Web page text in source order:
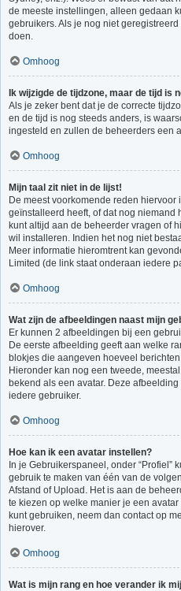
de meeste instellingen, alleen gedaan
gebruikers. Als je nog niet
doen.
Omhoog
Ik wijzigde de tijdzone, maar de tijd is
Als je zeker bent dat je de correcte
en de tijd is nog steeds anders, is
ingesteld en zullen de beheerders een
Omhoog
Mijn taal zit niet in de lijst!
De meest voorkomende reden
geïnstalleerd heeft, of dat nog niemand
kunt altijd aan de beheerder vragen of
wil installeren. Indien het nog niet
Meer informatie hieromtrent kan
Limited (de link staat onderaan iedere
Omhoog
Wat zijn de afbeeldingen naast mijn
Er kunnen 2 afbeeldingen bij een
De eerste afbeelding geeft aan welke
blokjes die aangeven hoeveel
Hieronder kan nog een tweede,
bekend als een avatar. Deze
iedere gebruiker.
Omhoog
Hoe kan ik een avatar instellen?
In je Gebruikerspaneel, onder “Profiel”
gebruik te maken van één van de
Afstand of Upload. Het is aan de
te kiezen op welke manier je een
kunt gebruiken, neem dan contact op
hierover.
Omhoog
Wat is mijn rang en hoe verander ik